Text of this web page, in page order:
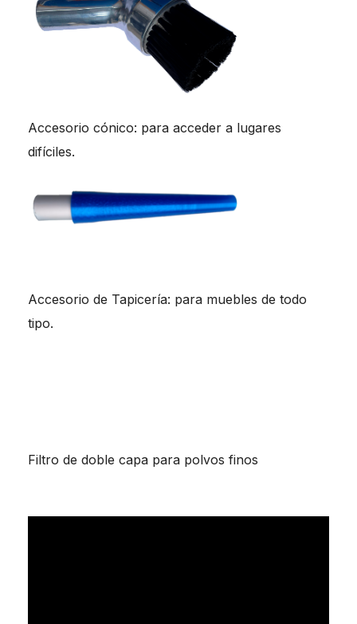
Accesorio cónico: para acceder a lugares
difíciles.
Accesorio de Tapicería: para muebles de todo
tipo.
Filtro de doble capa para polvos finos